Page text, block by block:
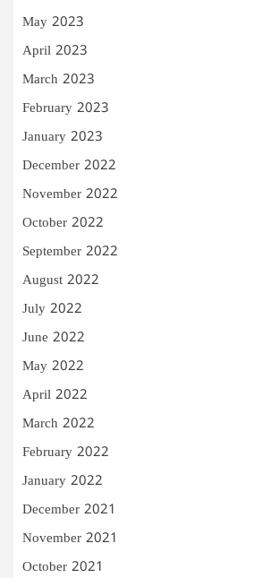
May 2023
April 2023
March 2023
February 2023
January 2023
December 2022
November 2022
October 2022
September 2022
August 2022
July 2022
June 2022
May 2022
April 2022
March 2022
February 2022
January 2022
December 2021
November 2021
October 2021